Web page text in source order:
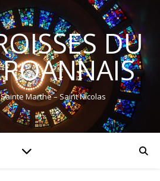
DU
Marthe – Saint Nicolas